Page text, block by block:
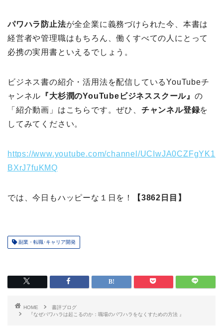
パワハラ防止法が全企業に義務づけられた今、本書は
経営者や管理職はもちろん、働くすべての人にとって
必携の実用書といえるでしょう。
ビジネス書の紹介・活用法を配信しているYouTubeチ
ャンネル 『大杉潤のYouTubeビジネススクール』の
「紹介動画」はこちらです。ぜひ、 チャンネル登録を
してみてください。
https://www.youtube.com/channel/UCIwJA0CZFgYK1
BXrJ7fuKMQ
では、今日もハッピーな１日を！ 【3862日目】
副業・転職･キャリア開発
HOME
書評ブログ
『なぜパワハラは起こるのか：職場のパワハラをなくすための方法 』